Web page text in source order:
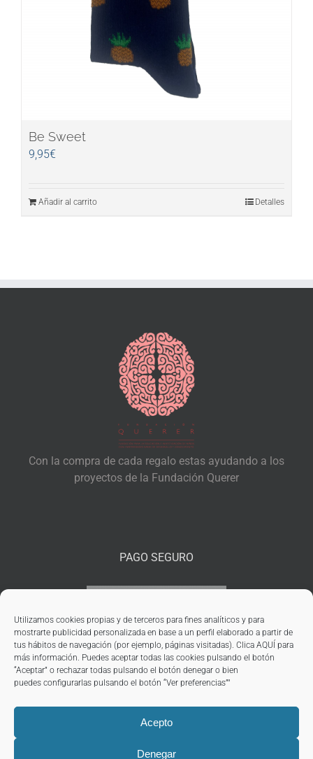
Utilizamos cookies propias y de terceros para fines analíticos y para
mostrarte publicidad personalizada en base a un perfil elaborado a partir de
tus hábitos de navegación (por ejemplo, páginas visitadas). Clica AQUÍ para
más información. Puedes aceptar todas las cookies pulsando el botón
“Aceptar” o rechazar todas pulsando el botón denegar o bien
puedes configurarlas pulsando el botón “Ver preferencias”"
Acepto
Denegar
Be Sweet
9,95€
Añadir al carrito Detalles
Con la compra de cada regalo estas ayudando a los
proyectos de la Fundación Querer
PAGO SEGURO